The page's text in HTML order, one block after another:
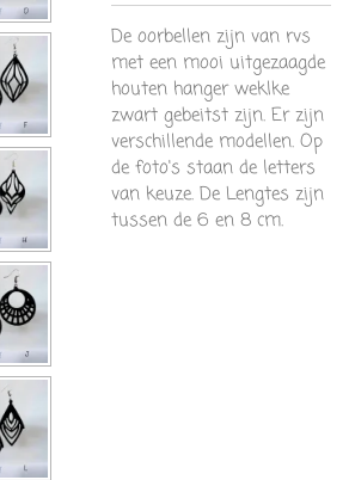
De oorbellen zijn van rvs
met een mooi uitgezaagde
houten hanger weklke
zwart gebeitst zijn. Er zijn
verschillende modellen. Op
de foto's staan de letters
van keuze. De Lengtes zijn
tussen de 6 en 8 cm.